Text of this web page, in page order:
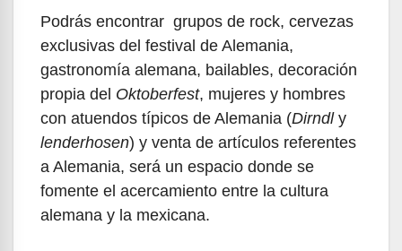
Podrás encontrar grupos de rock, cervezas
exclusivas del festival de Alemania,
gastronomía alemana, bailables, decoración
propia del Oktoberfest, mujeres y hombres
con atuendos típicos de Alemania (Dirndly
lenderhosen) y venta de artículos referentes
a Alemania, será un espacio donde se
fomente el acercamiento entre la cultura
alemana y la mexicana.